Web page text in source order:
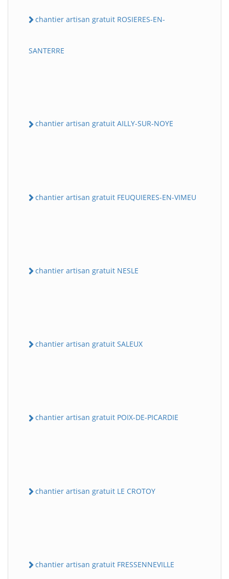
chantier artisan gratuit ROSIERES-EN-
SANTERRE
chantier artisan gratuit AILLY-SUR-NOYE
chantier artisan gratuit FEUQUIERES-EN-VIMEU
chantier artisan gratuit NESLE
chantier artisan gratuit SALEUX
chantier artisan gratuit POIX-DE-PICARDIE
chantier artisan gratuit LE CROTOY
chantier artisan gratuit FRESSENNEVILLE